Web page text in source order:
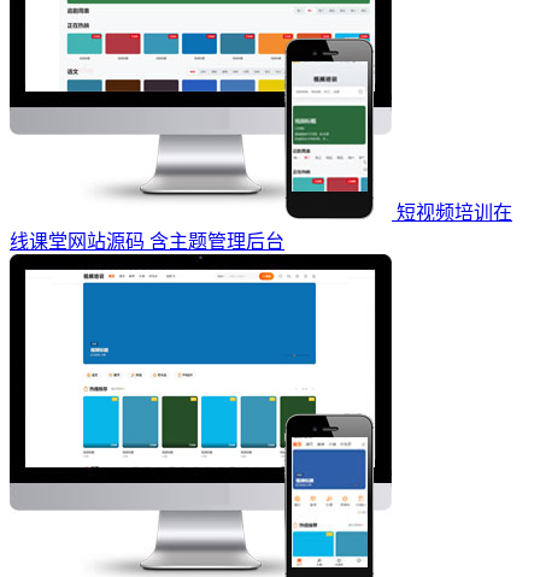
短视频培训在
线课堂网站源码 含主题管理后台